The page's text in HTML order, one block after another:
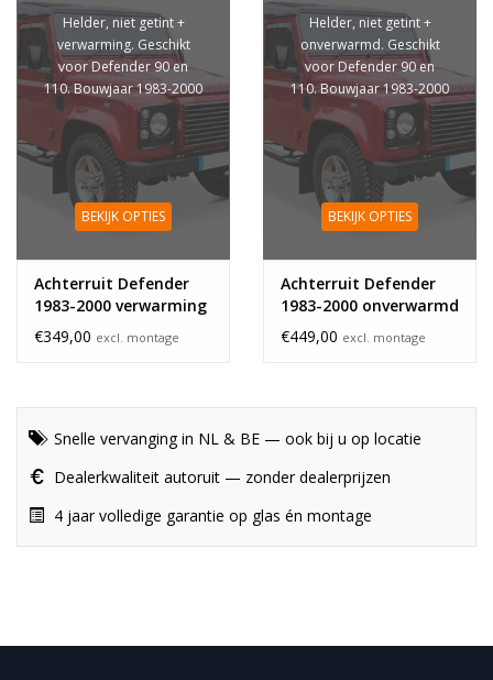
Helder, niet getint +
verwarming. Geschikt
voor Defender 90 en
110. Bouwjaar 1983-2000
BEKIJK OPTIES
Achterruit Defender
1983-2000 verwarming
€349,00 excl. montage
Helder, niet getint +
onverwarmd. Geschikt
voor Defender 90 en
110. Bouwjaar 1983-2000
BEKIJK OPTIES
Achterruit Defender
1983-2000 onverwarmd
€449,00 excl. montage
Snelle vervanging in NL & BE — ook bij u op locatie
Dealerkwaliteit autoruit — zonder dealerprijzen
4 jaar volledige garantie op glas én montage